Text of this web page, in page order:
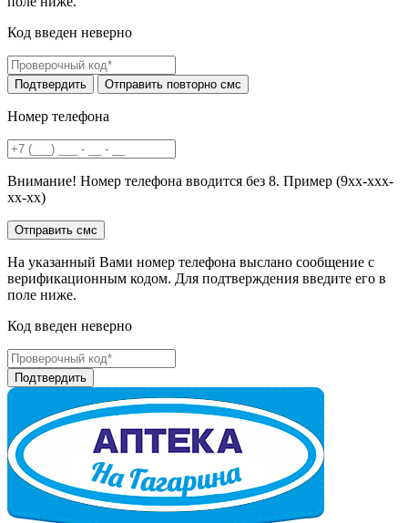
Код введен неверно
Номер телефона
Внимание! Номер телефона вводится без 8. Пример (9хх-ххх-
хх-хх)
На указанный Вами номер телефона выслано сообщение с
верификационным кодом. Для подтверждения введите его в
поле ниже.
Код введен неверно